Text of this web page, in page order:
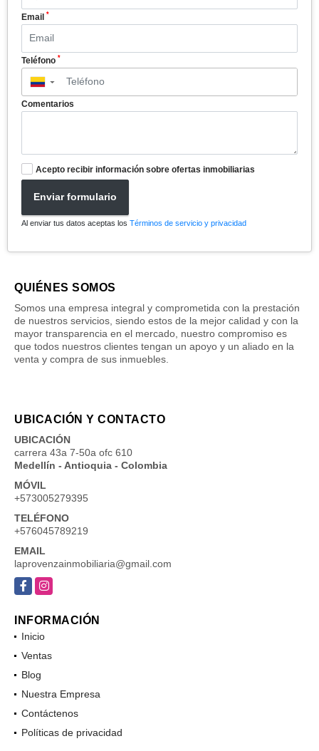
Email *
Teléfono *
▼
Comentarios
Acepto recibir información sobre ofertas inmobiliarias
Enviar formulario
Al enviar tus datos aceptas los Términos de servicio y privacidad
QUIÉNES SOMOS
Somos una empresa integral y comprometida con la prestación
de nuestros servicios, siendo estos de la mejor calidad y con la
mayor transparencia en el mercado, nuestro compromiso es
que todos nuestros clientes tengan un apoyo y un aliado en la
venta y compra de sus inmuebles.
UBICACIÓN Y CONTACTO
UBICACIÓN
carrera 43a 7-50a ofc 610
Medellín - Antioquia - Colombia
MÓVIL
+573005279395
TELÉFONO
+576045789219
EMAIL
laprovenzainmobiliaria@gmail.com
FacebookInstagram
INFORMACIÓN
Inicio
Ventas
Blog
Nuestra Empresa
Contáctenos
Políticas de privacidad